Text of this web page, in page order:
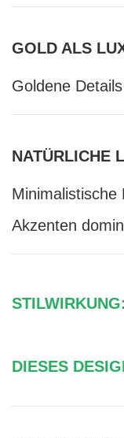
GOLD ALS
Goldene
NATÜRLICHE
Minimalistische
Akzenten
DIESES